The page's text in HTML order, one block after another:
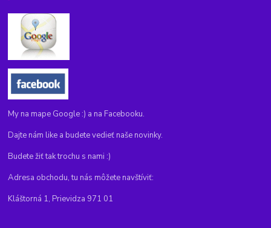
My na mape Google :) a na Facebooku.
Dajte nám like a budete vedieť naše novinky.
Budete žiť tak trochu s nami :)
Adresa obchodu, tu nás môžete navštíviť:
Kláštorná 1, Prievidza 971 01